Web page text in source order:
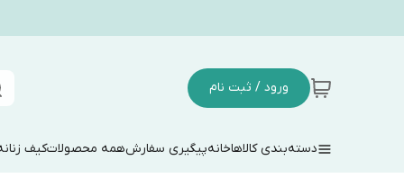
ورود / ثبت نام
دسته‌بندی کالاهاخانهپیگیری سفارشهمه محصولاتکیف